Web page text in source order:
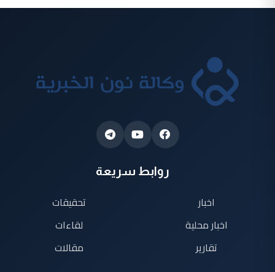
روابط سريعة
اخبار
اخبار محلية
تقارير
تحقيقات
لقاءات
مقالات